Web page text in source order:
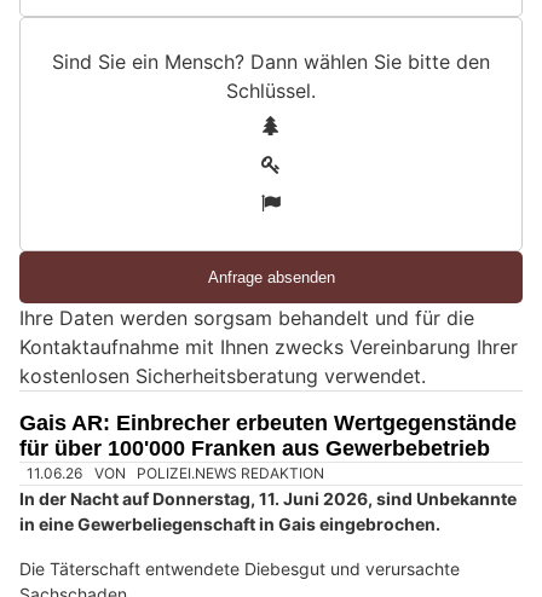
Sind Sie ein Mensch? Dann wählen Sie bitte den
Schlüssel.
e
i
n
e
n
s
c
?
Ihre Daten werden sorgsam behandelt und für die
Kontaktaufnahme mit Ihnen zwecks Vereinbarung Ihrer
kostenlosen Sicherheitsberatung verwendet.
Gais AR: Einbrecher erbeuten Wertgegenstände
für über 100'000 Franken aus Gewerbebetrieb